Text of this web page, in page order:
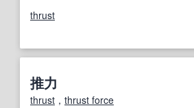
thrust
推力
thrust ， thrust force